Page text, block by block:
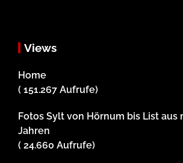
Views
Home
( 151.267 Aufrufe)
Fotos Sylt von Hörnum bis List aus
Jahren
( 24.660 Aufrufe)